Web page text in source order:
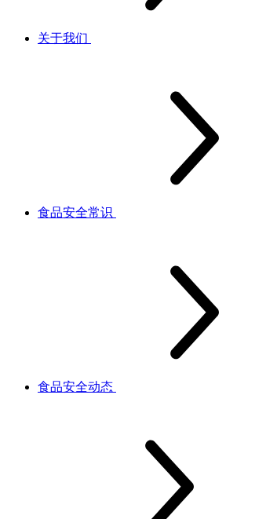
关于我们
食品安全常识
食品安全动态